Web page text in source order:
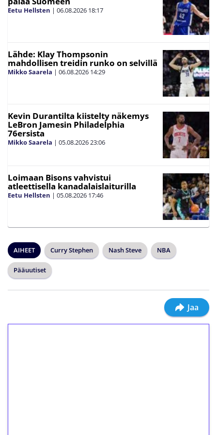
Eetu Hellsten | 06.08.2026 18:17
Lähde: Klay Thompsonin
mahdollisen treidin runko on selvillä
Mikko Saarela | 06.08.2026 14:29
Kevin Durantilta kiistelty näkemys
LeBron Jamesin Philadelphia
76ersista
Mikko Saarela | 05.08.202623:06
Loimaan Bisons vahvistui
atleettisella kanadalaislaiturilla
Eetu Hellsten | 05.08.2026 17:46
AIHEET Curry Stephen Nash Steve NBA
Pääuutiset
Jaa